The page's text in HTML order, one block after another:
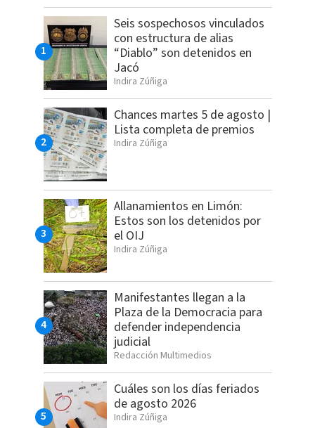
Seis sospechosos vinculados
con estructura de alias
“Diablo” son detenidos en
Jacó
Indira Zúñiga
Chances martes 5 de agosto |
Lista completa de premios
Indira Zúñiga
Allanamientos en Limón:
Estos son los detenidos por
el OIJ
Indira Zúñiga
Manifestantes llegan a la
Plaza de la Democracia para
defender independencia
judicial
Redacción Multimedios
Cuáles son los días feriados
de agosto 2026
Indira Zúñiga